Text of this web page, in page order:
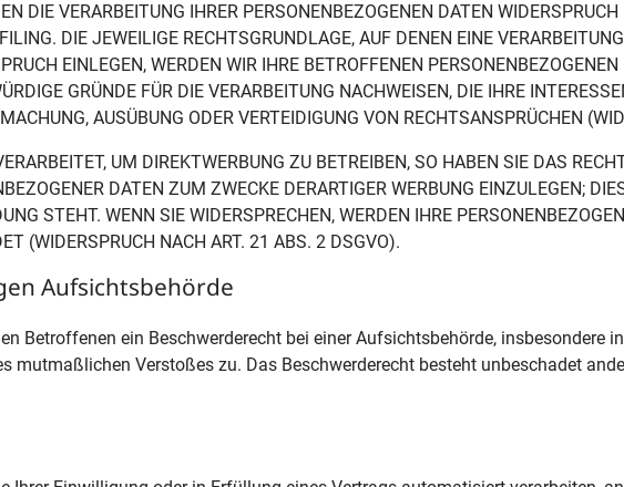
DIE VERARBEITUNG IHRER PERSONENBEZOGENEN DATEN
DIE JEWEILIGE RECHTSGRUNDLAGE, AUF DENEN EINE
EINLEGEN, WERDEN WIR IHRE BETROFFENEN
GRÜNDE FÜR DIE VERARBEITUNG NACHWEISEN, DIE IHRE
AUSÜBUNG ODER VERTEIDIGUNG VON RECHTSANSPRÜCHEN
UM DIREKTWERBUNG ZU BETREIBEN, SO HABEN SIE DAS
DATEN ZUM ZWECKE DERARTIGER WERBUNG EINZULEGEN;
STEHT. WENN SIE WIDERSPRECHEN, WERDEN IHRE
(WIDERSPRUCH NACH ART. 21 ABS. 2 DSGVO).
Aufsichts­behörde
Betroffenen ein Beschwerderecht bei einer Aufsichtsbehörde, insbesondere
mutmaßlichen Verstoßes zu. Das Beschwerderecht besteht unbeschadet